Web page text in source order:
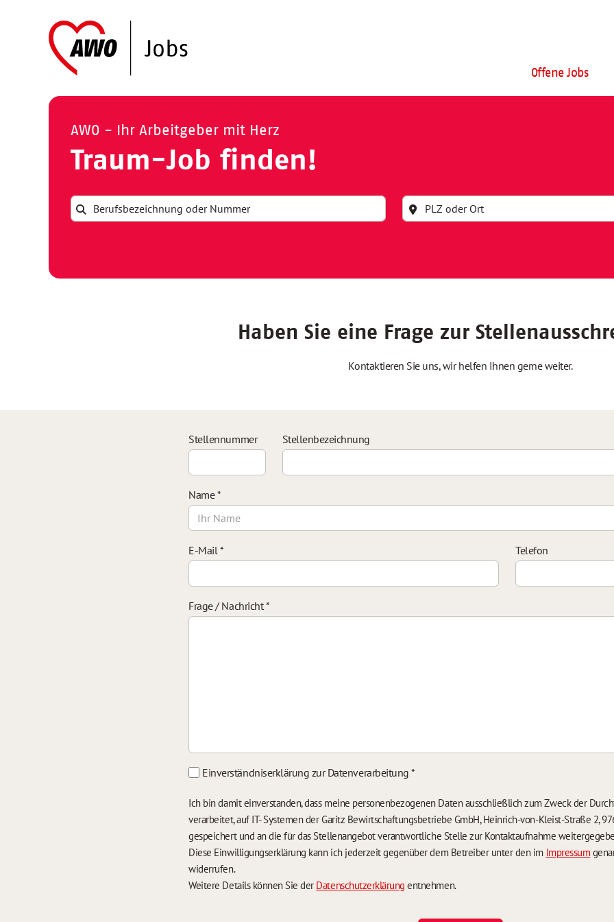
Offene Jobs
AWO - Ihr Arbeitgeber mit Herz
Traum-Job finden!
Haben Sie eine Frage zur
Kontaktieren Sie uns, wir helfen Ihnen gerne weiter.
Stellennummer Stellenbezeichnung
Name*
E-Mail* Telefon
Frage / Nachricht*
Einverständniserklärung zur Datenverarbeitung*
Ich bin damit einverstanden, dass meine personenbezogenen Daten ausschließlich zum Zweck der
verarbeitet, auf IT- Systemen der Garitz Bewirtschaftungsbetriebe GmbH, Heinrich-von-Kleist-Straße 2,
gespeichert und an die für das Stellenangebot verantwortliche Stelle zur Kontaktaufnahme
Diese Einwilligungserklärung kann ich jederzeit gegenüber dem Betreiber unter den im Impressum
widerrufen.
Weitere Details können Sie der Datenschutzerklärung entnehmen.